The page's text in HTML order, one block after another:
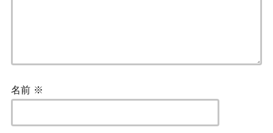
名前 ※